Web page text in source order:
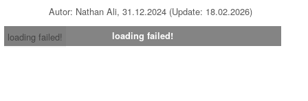
Autor: Nathan Ali, 31.12.2024 (Update: 18.02.2026)
loading failed!
loading failed!